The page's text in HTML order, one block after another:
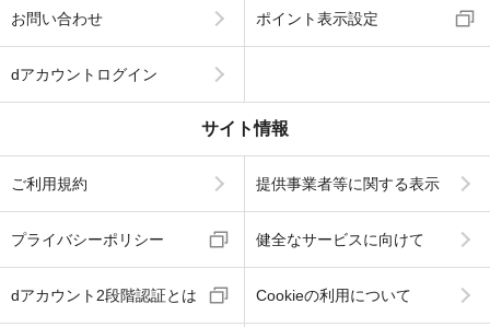
お問い合わせ ポイント表示設定
dアカウントログイン
サイト情報
ご利用規約 提供事業者等に関する表示
プライバシーポリシー 健全なサービスに向けて
dアカウント2段階認証とは Cookieの利用について